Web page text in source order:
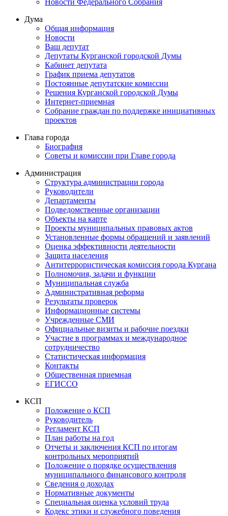
Дума
Общая информация
Новости
Ваш депутат
Депутаты Курганской городской Думы
Кабинет депутата
График приема депутатов
Постоянные депутатские комиссии
Решения Курганской городской Думы
Интернет-приемная
Собрание граждан по поддержке инициативных
проектов
Глава города
Биография
Советы и комиссии при Главе города
Администрация
Структура администрации города
Руководители
Департаменты
Подведомственные организации
Объекты на карте
Проекты муниципальных правовых актов
Установленные формы обращений и заявлений
Оценка эффективности деятельности
Защита населения
Антитеррористическая комиссия города Кургана
Полномочия, задачи и функции
Муниципальная служба
Административная реформа
Результаты проверок
Информационные системы
Учрежденные СМИ
Официальные визиты и рабочие поездки
Участие в программах и международное
сотрудничество
Статистическая информация
Контакты
Общественная приемная
ЕГИССО
КСП
Положение о КСП
Руководитель
Регламент КСП
План работы на год
Отчеты и заключения КСП по итогам
контрольных мероприятий
Положение о порядке осуществления
муниципального финансового контроля
Сведения о доходах
Нормативные документы
Специальная оценка условий труда
Кодекс этики и служебного поведения